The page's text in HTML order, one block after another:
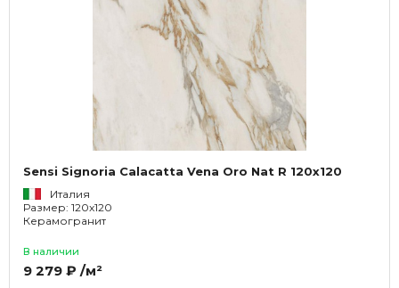
Sensi Signoria Calacatta Vena Oro Nat R 120x120
Италия
Размер: 120x120
Керамогранит
В наличии
9 279 ₽ /м²